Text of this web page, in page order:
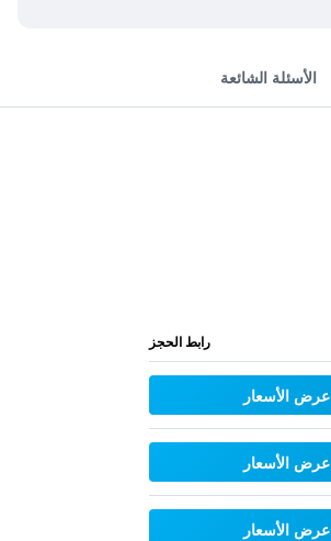
الأسئلة الشائعة
رابط الحجز
عرض الأسعار
عرض الأسعار
عرض الأسعار